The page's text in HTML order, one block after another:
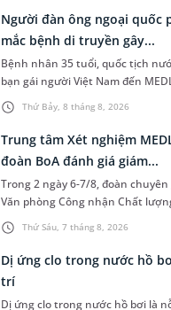
Thứ Bảy, 8 tháng 8, 2026
Người đàn ông ngoại quốc
mắc bệnh di truyền gây...
Bệnh nhân 35 tuổi, quốc tịch
bạn gái người Việt Nam đến
sức khỏe tiền hôn nhân. Qua
làm các xét nghiệm chuyên sâu,...
Thứ Sáu, 7 tháng 8, 2026
Trung tâm Xét nghiệm
đoàn BoA đánh giá giám...
Trong 2 ngày 6-7/8, đoàn
Văn phòng Công nhận Chất
(BoA) đã ghi nhận và đánh giá
hệ thống quản lý chất lượ...
Dị ứng clo trong nước hồ
trí
Dị ứng clo trong nước hồ bơi là